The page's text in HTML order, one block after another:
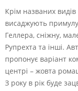
Крім названих
висаджують примулу
Геллера, сніжну,
Рупрехта та інші.
пропонує варіант
центрі – жовта
З року в рік буде